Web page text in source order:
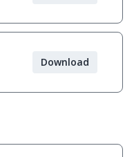
Download